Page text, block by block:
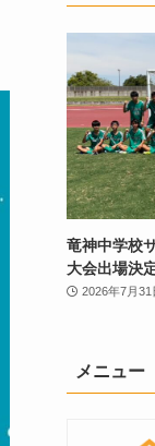
竜神中学校
大会出場決
2026年7月31
メニュー